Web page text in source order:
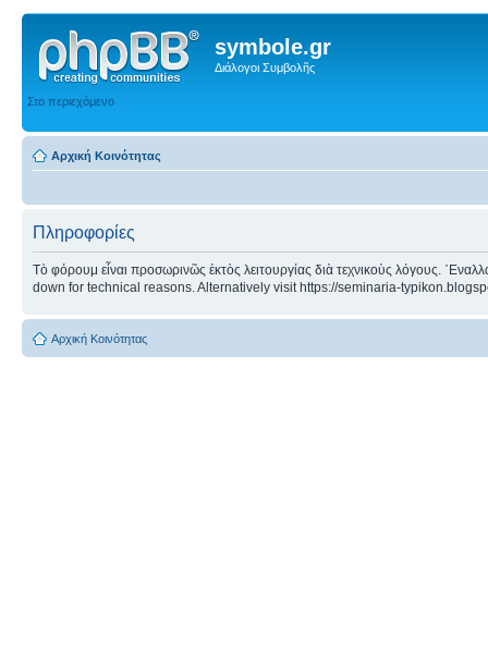
symbole.gr
Διάλογοι Συμβολῆς
Στο περιεχόμενο
Αρχική Κοινότητας
Πληροφορίες
Τὸ φόρουμ εἶναι προσωρινῶς ἐκτὸς λειτουργίας διὰ τεχνικοὺς λόγους.
down for technical reasons. Alternatively visit https://seminaria-
Αρχική Κοινότητας